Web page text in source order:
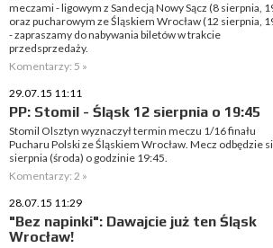
meczami - ligowym z Sandecją Nowy Sącz (8 sierpnia,
oraz pucharowym ze Śląskiem Wrocław (12 sierpnia,
- zapraszamy do nabywania biletów w trakcie
przedsprzedaży.
Komentarzy: 5 »
29.07.15 11:11
PP: Stomil - Śląsk 12 sierpnia o 19:45
Stomil Olsztyn wyznaczył termin meczu 1/16 finału
Pucharu Polski ze Śląskiem Wrocław. Mecz odbędzie
sierpnia (środa) o godzinie 19:45.
Komentarzy: 2 »
28.07.15 11:29
"Bez napinki": Dawajcie już ten Śląsk
Wrocław!